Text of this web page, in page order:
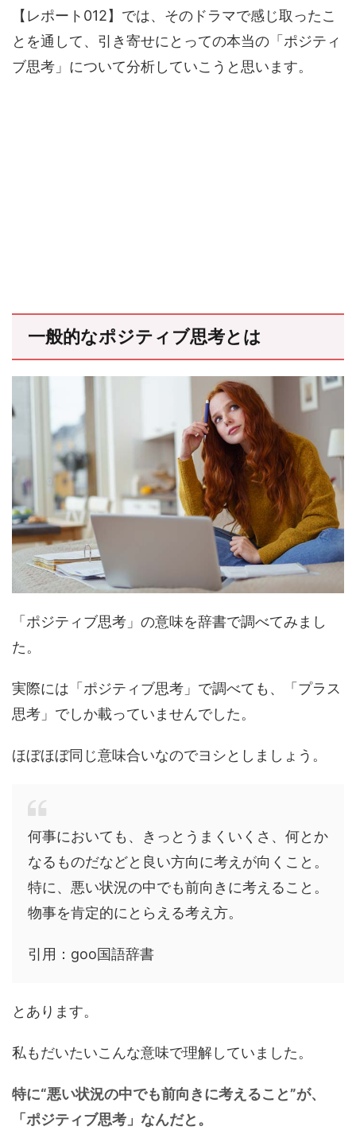
【レポート012】では、そのドラマで感じ取ったこ
とを通して、引き寄せにとっての本当の「ポジティ
ブ思考」について分析していこうと思います。
一般的なポジティブ思考とは
「ポジティブ思考」の意味を辞書で調べてみまし
た。
実際には「ポジティブ思考」で調べても、「プラス
思考」でしか載っていませんでした。
ほぼほぼ同じ意味合いなのでヨシとしましょう。
何事においても、きっとうまくいくさ、何とか
なるものだなどと良い方向に考えが向くこと。
特に、悪い状況の中でも前向きに考えること。
物事を肯定的にとらえる考え方。
引用：goo国語辞書
とあります。
私もだいたいこんな意味で理解していました。
特に“悪い状況の中でも前向きに考えること”が、
「ポジティブ思考」なんだと。